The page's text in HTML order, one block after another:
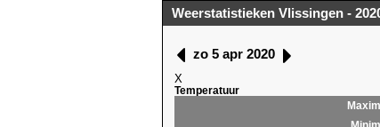
Weerstatistieken Vlissingen -
zo 5 apr 2020
X
Temperatuur